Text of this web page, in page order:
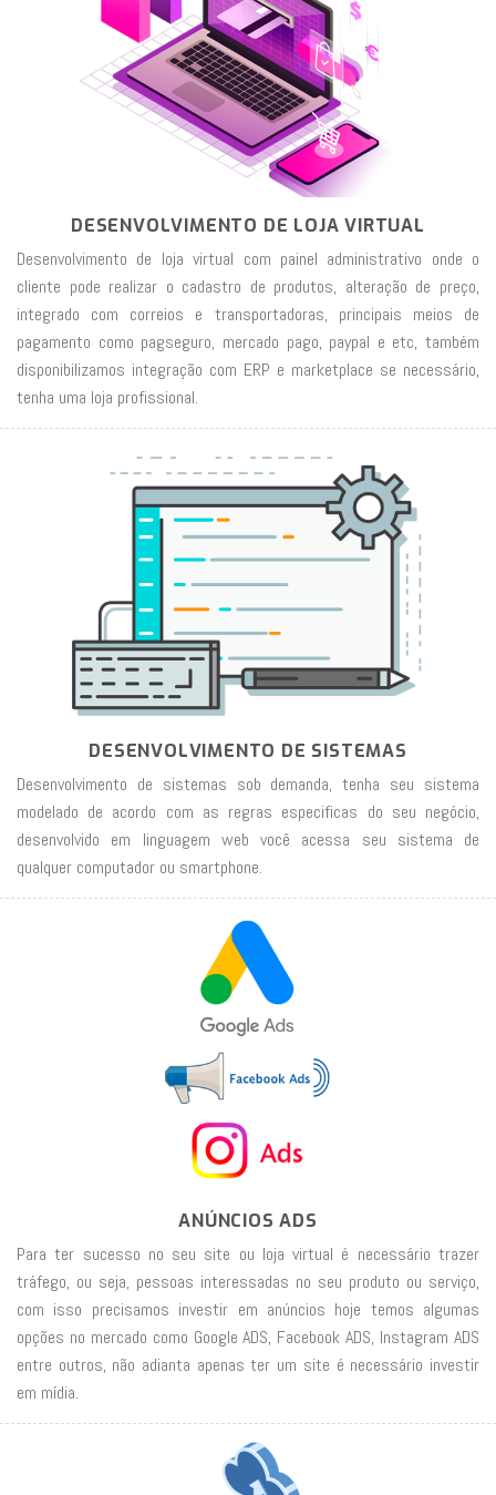
DESENVOLVIMENTO DE LOJA VIRTUAL
Desenvolvimento de loja virtual com painel administrativo onde o
cliente pode realizar o cadastro de produtos, alteração de preço,
integrado com correios e transportadoras, principais meios de
pagamento como pagseguro, mercado pago, paypal e etc, também
disponibilizamos integração com ERP e marketplace se necessário,
tenha uma loja profissional.
DESENVOLVIMENTO DE SISTEMAS
Desenvolvimento de sistemas sob demanda, tenha seu sistema
modelado de acordo com as regras especificas do seu negócio,
desenvolvido em linguagem web você acessa seu sistema de
qualquer computador ou smartphone.
ANÚNCIOS ADS
Para ter sucesso no seu site ou loja virtual é necessário trazer
tráfego, ou seja, pessoas interessadas no seu produto ou serviço,
com isso precisamos investir em anúncios hoje temos algumas
opções no mercado como Google ADS, Facebook ADS, Instagram ADS
entre outros, não adianta apenas ter um site é necessário investir
em mídia.